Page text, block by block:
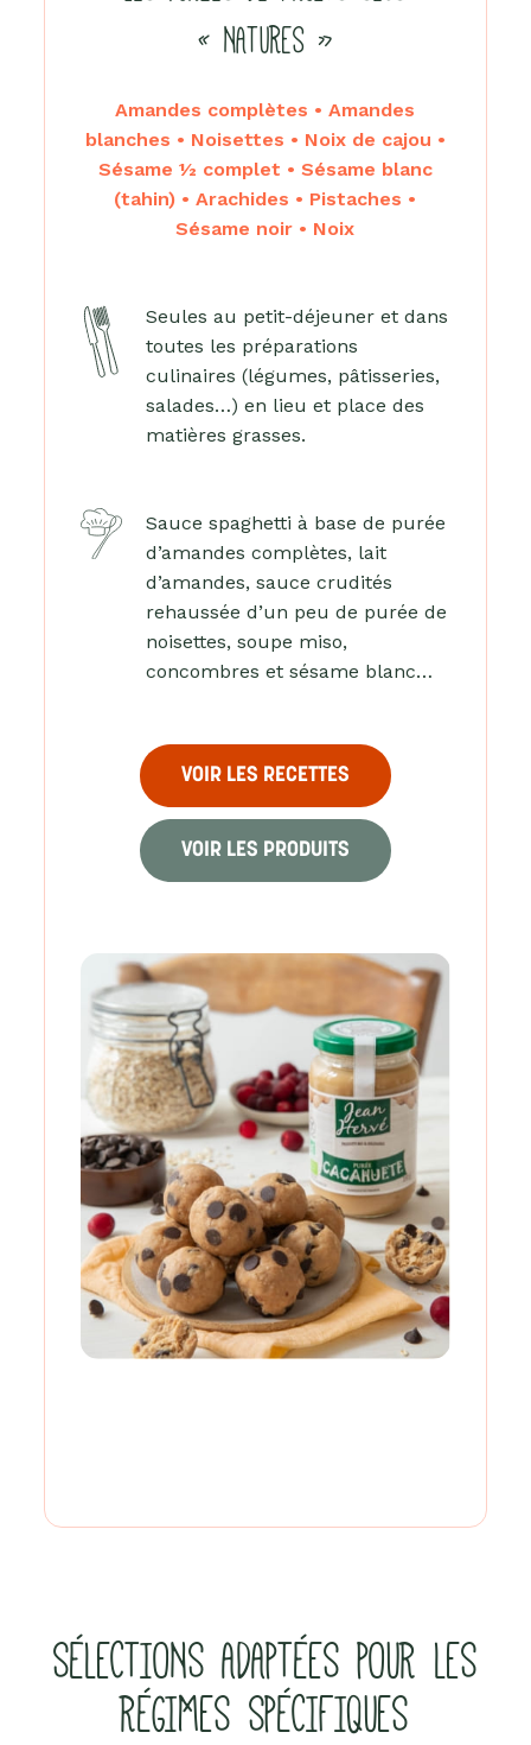
« NATURES »
Amandes complètes • Amandes
blanches • Noisettes • Noix de cajou •
Sésame ½ complet • Sésame blanc
(tahin) • Arachides • Pistaches •
Sésame noir • Noix
Seules au petit-déjeuner et dans
toutes les préparations
culinaires (légumes, pâtisseries,
salades…) en lieu et place des
matières grasses.
Sauce spaghetti à base de purée
d’amandes complètes, lait
d’amandes, sauce crudités
rehaussée d’un peu de purée de
noisettes, soupe miso,
concombres et sésame blanc…
VOIR LES RECETTES
VOIR LES PRODUITS
SÉLECTIONS ADAPTÉES POUR LES
RÉGIMES SPÉCIFIQUES